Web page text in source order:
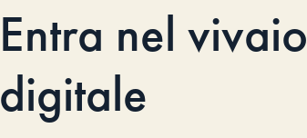
Entra nel vivaio
digitale